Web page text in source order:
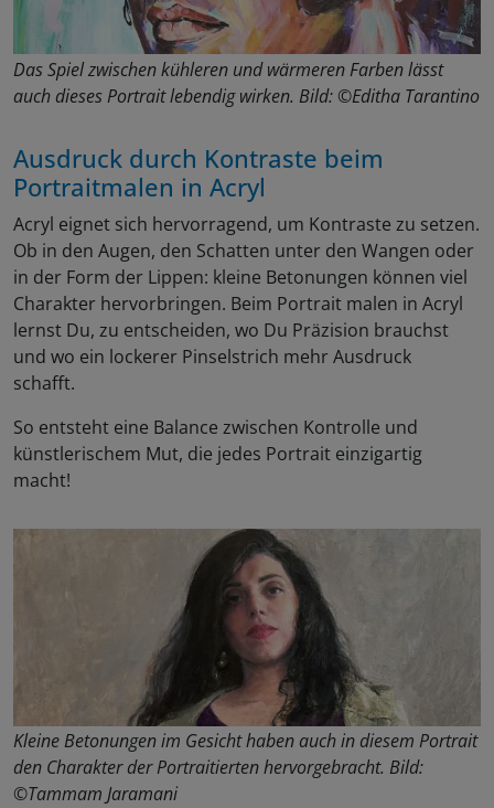
Das Spiel zwischen kühleren und wärmeren Farben lässt
auch dieses Portrait lebendig wirken. Bild: ©Editha Tarantino
Ausdruck durch Kontraste beim
Portraitmalen in Acryl
Acryl eignet sich hervorragend, um Kontraste zu setzen.
Ob in den Augen, den Schatten unter den Wangen oder
in der Form der Lippen: kleine Betonungen können viel
Charakter hervorbringen. Beim Portrait malen in Acryl
lernst Du, zu entscheiden, wo Du Präzision brauchst
und wo ein lockerer Pinselstrich mehr Ausdruck
schafft.
So entsteht eine Balance zwischen Kontrolle und
künstlerischem Mut, die jedes Portrait einzigartig
macht!
Kleine Betonungen im Gesicht haben auch in diesem Portrait
den Charakter der Portraitierten hervorgebracht. Bild:
©Tammam Jaramani